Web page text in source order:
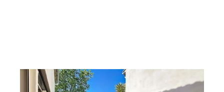
ST JEAN DE VEDAS 34